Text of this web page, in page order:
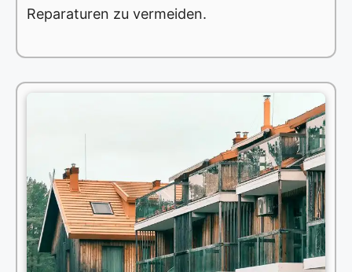
Reparaturen zu vermeiden.